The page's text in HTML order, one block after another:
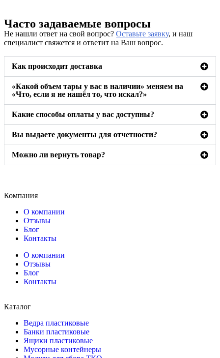
Часто задаваемые вопросы
Не нашли ответ на свой вопрос? Оставьте заявку, и наш
специалист свяжется и ответит на Ваш вопрос.
Как происходит доставка
«Какой объем тары у вас в наличии» меняем на
«Что, если я не нашёл то, что искал?»
Какие способы оплаты у вас доступны?
Вы выдаете документы для отчетности?
Можно ли вернуть товар?
Компания
О компании
Отзывы
Блог
Контакты
О компании
Отзывы
Блог
Контакты
Каталог
Ведра пластиковые
Банки пластиковые
Ящики пластиковые
Мусорные контейнеры